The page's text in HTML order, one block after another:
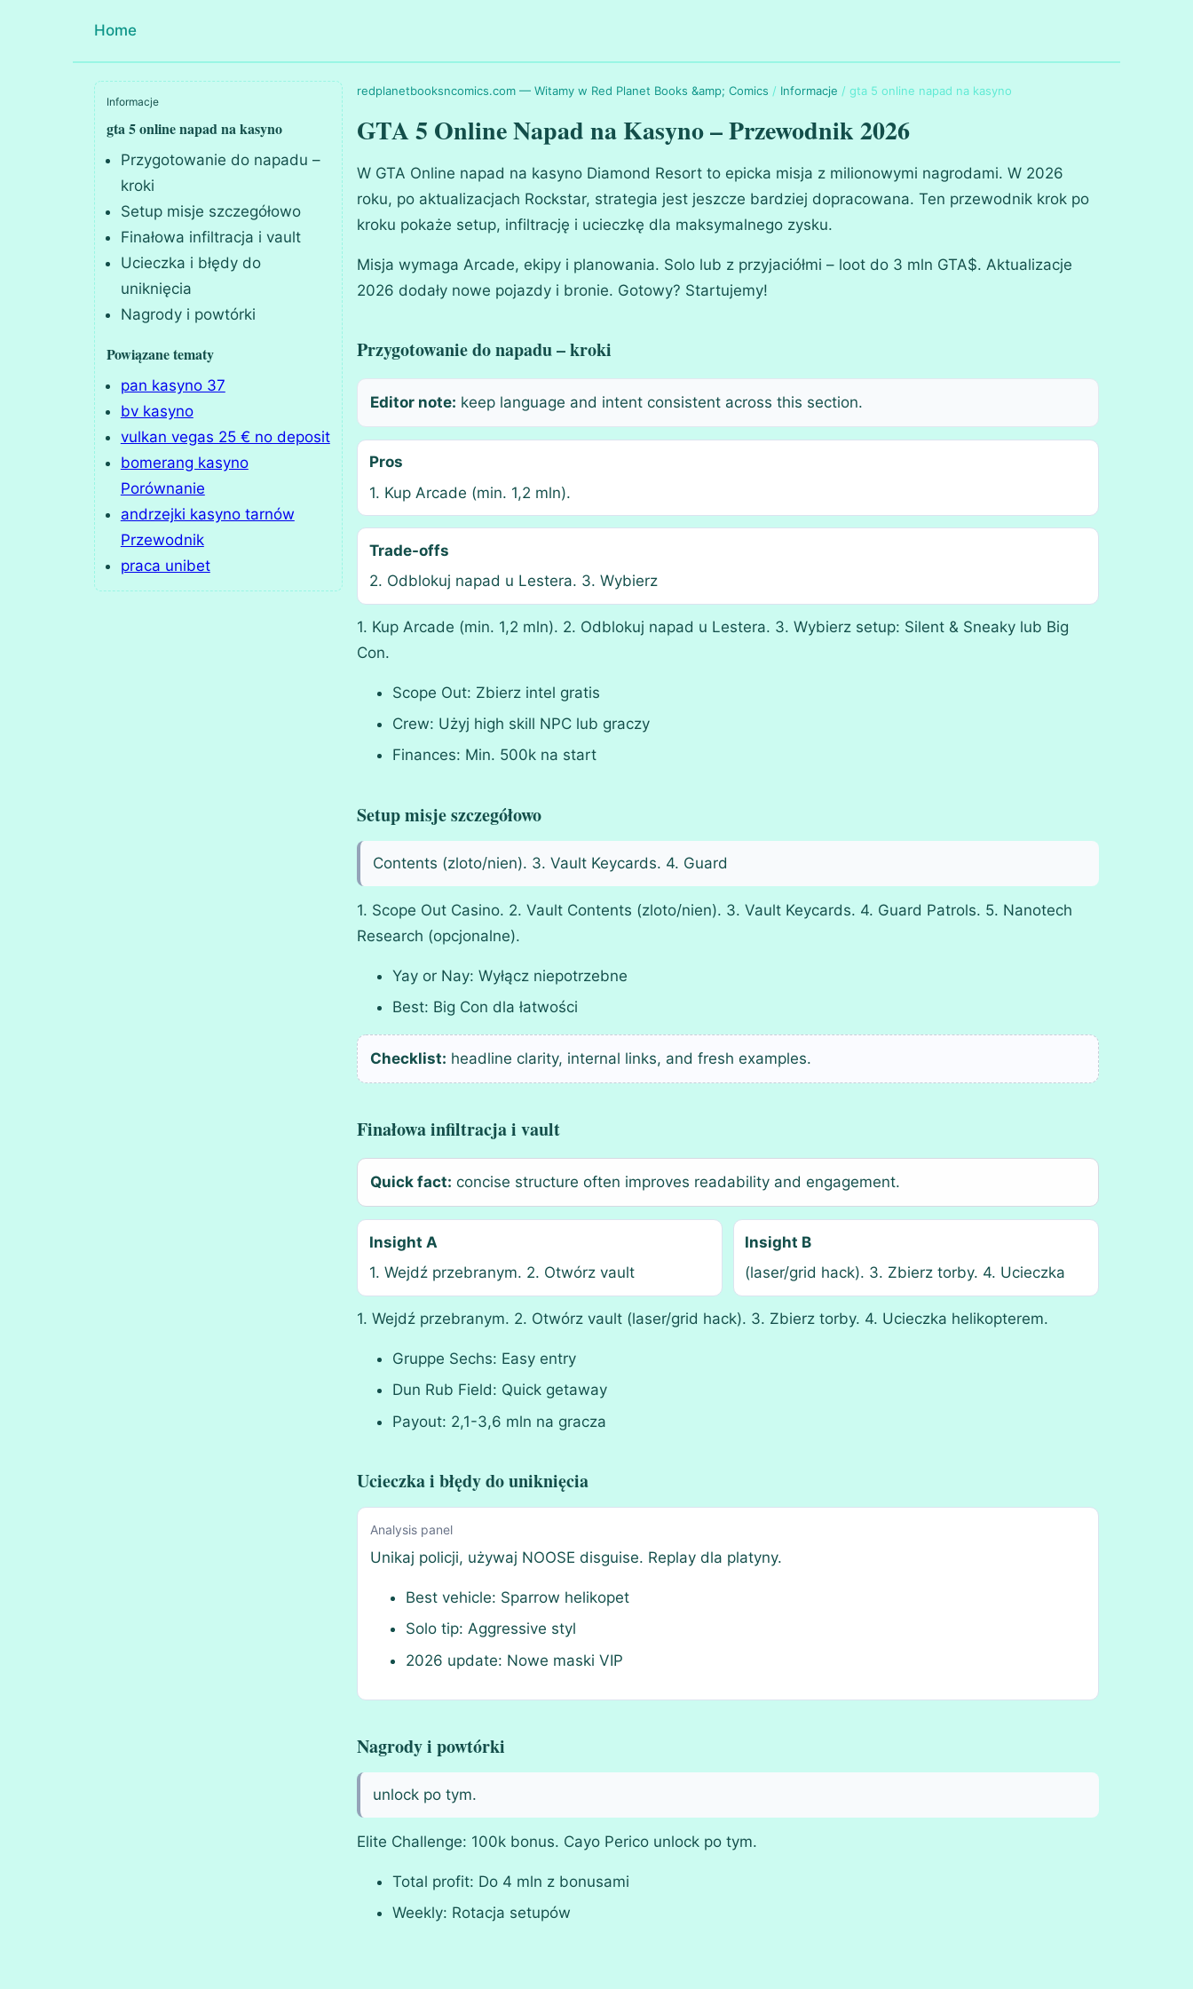
Home
Informacje
gta 5 online napad na kasyno
Przygotowanie do napadu –
kroki
Setup misje szczegółowo
Finałowa infiltracja i vault
Ucieczka i błędy do
uniknięcia
Nagrody i powtórki
Powiązane tematy
pan kasyno 37
bv kasyno
vulkan vegas 25 € no deposit
bomerang kasyno
Porównanie
andrzejki kasyno tarnów
Przewodnik
praca unibet
redplanetbooksncomics.com — Witamy w Red Planet Books &amp; Comics / Informacje / gta 5 online napad na kasyno
GTA 5 Online Napad na Kasyno – Przewodnik 2026
W GTA Online napad na kasyno Diamond Resort to epicka misja z milionowymi nagrodami. W 2026
roku, po aktualizacjach Rockstar, strategia jest jeszcze bardziej dopracowana. Ten przewodnik krok po
kroku pokaże setup, infiltrację i ucieczkę dla maksymalnego zysku.
Misja wymaga Arcade, ekipy i planowania. Solo lub z przyjaciółmi – loot do 3 mln GTA$. Aktualizacje
2026 dodały nowe pojazdy i bronie. Gotowy? Startujemy!
Przygotowanie do napadu – kroki
Editor note: keep language and intent consistent across this section.
Pros
1. Kup Arcade (min. 1,2 mln).
Trade-offs
2. Odblokuj napad u Lestera. 3. Wybierz
1. Kup Arcade (min. 1,2 mln). 2. Odblokuj napad u Lestera. 3. Wybierz setup: Silent & Sneaky lub Big
Con.
Scope Out: Zbierz intel gratis
Crew: Użyj high skill NPC lub graczy
Finances: Min. 500k na start
Setup misje szczegółowo
Contents (zloto/nien). 3. Vault Keycards. 4. Guard
1. Scope Out Casino. 2. Vault Contents (zloto/nien). 3. Vault Keycards. 4. Guard Patrols. 5. Nanotech
Research (opcjonalne).
Yay or Nay: Wyłącz niepotrzebne
Best: Big Con dla łatwości
Checklist: headline clarity, internal links, and fresh examples.
Finałowa infiltracja i vault
Quick fact: concise structure often improves readability and engagement.
Insight A
1. Wejdź przebranym. 2. Otwórz vault
Insight B
(laser/grid hack). 3. Zbierz torby. 4. Ucieczka
1. Wejdź przebranym. 2. Otwórz vault (laser/grid hack). 3. Zbierz torby. 4. Ucieczka helikopterem.
Gruppe Sechs: Easy entry
Dun Rub Field: Quick getaway
Payout: 2,1-3,6 mln na gracza
Ucieczka i błędy do uniknięcia
Analysis panel
Unikaj policji, używaj NOOSE disguise. Replay dla platyny.
Best vehicle: Sparrow helikopet
Solo tip: Aggressive styl
2026 update: Nowe maski VIP
Nagrody i powtórki
unlock po tym.
Elite Challenge: 100k bonus. Cayo Perico unlock po tym.
Total profit: Do 4 mln z bonusami
Weekly: Rotacja setupów